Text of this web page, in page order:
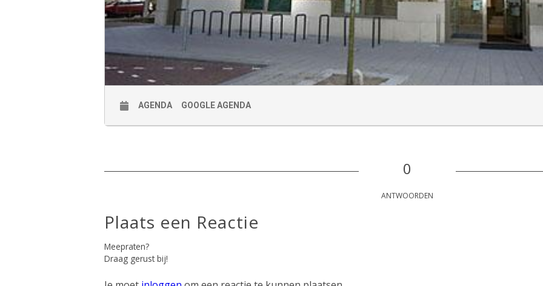
AGENDA GOOGLE AGENDA
0
ANTWOORDEN
Plaats een Reactie
Meepraten?
Draag gerust bij!